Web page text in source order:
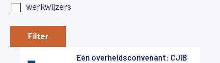
werkwijzers
Filter
Eén overheidsconvenant: CJIB